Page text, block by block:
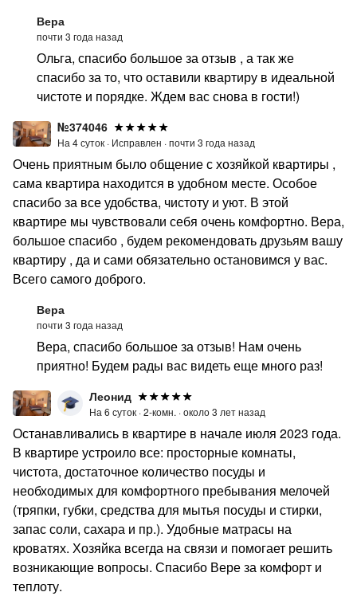
Вера
почти 3 года назад
Ольга, спасибо большое за отзыв , а так же
спасибо за то, что оставили квартиру в идеальной
чистоте и порядке. Ждем вас снова в гости!)
№374046
На 4 суток · Исправлен ·почти 3 года назад
Очень приятным было общение с хозяйкой квартиры ,
сама квартира находится в удобном месте. Особое
спасибо за все удобства, чистоту и уют. В этой
квартире мы чувствовали себя очень комфортно. Вера,
большое спасибо , будем рекомендовать друзьям вашу
квартиру , да и сами обязательно остановимся у вас.
Всего самого доброго.
Вера
почти 3 года назад
Вера, спасибо большое за отзыв! Нам очень
приятно! Будем рады вас видеть еще много раз!
Леонид
На 6 суток ·2-комн. ·около 3 лет назад
Останавливались в квартире в начале июля 2023 года.
В квартире устроило все: просторные комнаты,
чистота, достаточное количество посуды и
необходимых для комфортного пребывания мелочей
(тряпки, губки, средства для мытья посуды и стирки,
запас соли, сахара и пр.). Удобные матрасы на
кроватях. Хозяйка всегда на связи и помогает решить
возникающие вопросы. Спасибо Вере за комфорт и
теплоту.